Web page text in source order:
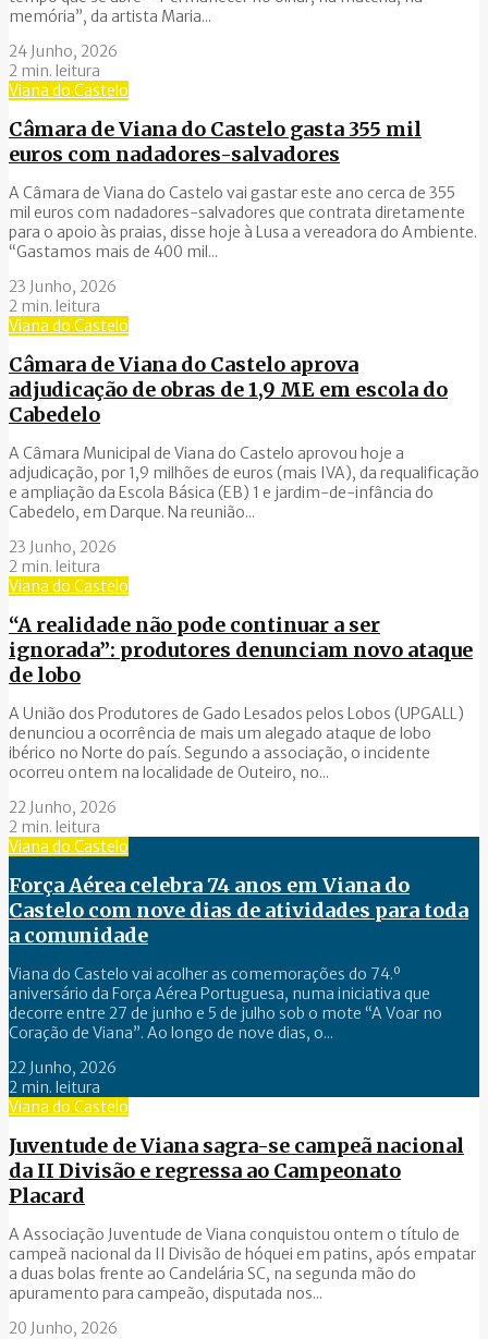
memória”, da artista Maria...
24 Junho, 2026
2 min. leitura
Viana do Castelo
Câmara de Viana do Castelo gasta 355 mil
euros com nadadores-salvadores
A Câmara de Viana do Castelo vai gastar este ano cerca de 355
mil euros com nadadores-salvadores que contrata diretamente
para o apoio às praias, disse hoje à Lusa a vereadora do Ambiente.
“Gastamos mais de 400 mil...
23 Junho, 2026
2 min. leitura
Viana do Castelo
Câmara de Viana do Castelo aprova
adjudicação de obras de 1,9 ME em escola do
Cabedelo
A Câmara Municipal de Viana do Castelo aprovou hoje a
adjudicação, por 1,9 milhões de euros (mais IVA), da requalificação
e ampliação da Escola Básica (EB) 1 e jardim-de-infância do
Cabedelo, em Darque. Na reunião...
23 Junho, 2026
2 min. leitura
Viana do Castelo
“A realidade não pode continuar a ser
ignorada”: produtores denunciam novo ataque
de lobo
A União dos Produtores de Gado Lesados pelos Lobos (UPGALL)
denunciou a ocorrência de mais um alegado ataque de lobo
ibérico no Norte do país. Segundo a associação, o incidente
ocorreu ontem na localidade de Outeiro, no...
22 Junho, 2026
2 min. leitura
Viana do Castelo
Força Aérea celebra 74 anos em Viana do
Castelo com nove dias de atividades para toda
a comunidade
Viana do Castelo vai acolher as comemorações do 74.º
aniversário da Força Aérea Portuguesa, numa iniciativa que
decorre entre 27 de junho e 5 de julho sob o mote “A Voar no
Coração de Viana”. Ao longo de nove dias, o...
22 Junho, 2026
2 min. leitura
Viana do Castelo
Juventude de Viana sagra-se campeã nacional
da II Divisão e regressa ao Campeonato
Placard
A Associação Juventude de Viana conquistou ontem o título de
campeã nacional da II Divisão de hóquei em patins, após empatar
a duas bolas frente ao Candelária SC, na segunda mão do
apuramento para campeão, disputada nos...
20 Junho, 2026